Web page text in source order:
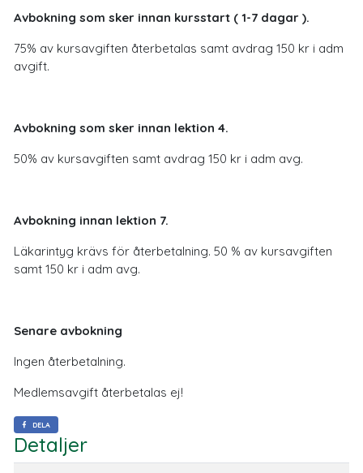
Avbokning som sker innan kursstart ( 1-7 dagar ).
75% av kursavgiften återbetalas samt avdrag 150 kr i adm
avgift.
Avbokning som sker innan lektion 4.
50% av kursavgiften samt avdrag 150 kr i adm avg.
Avbokning innan lektion 7.
Läkarintyg krävs för återbetalning. 50 % av kursavgiften
samt 150 kr i adm avg.
Senare avbokning
Ingen återbetalning.
Medlemsavgift återbetalas ej!
DELA
Detaljer